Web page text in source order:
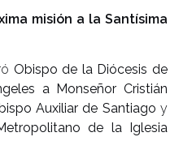
misión a la Santísima
Obispo de la Diócesis de
a Monseñor Cristián
Auxiliar de Santiago y
de la Iglesia